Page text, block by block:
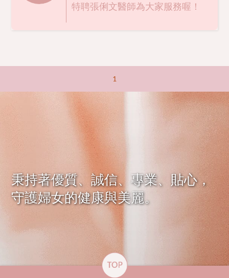
特聘張俐文醫師為大家服務喔！
1
秉持著優質、誠信、專業、貼心，
守護婦女的健康與美麗。